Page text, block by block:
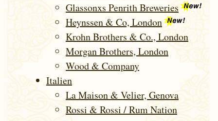
Glassonxs Penrith Breweries
Heynssen & Co, London
Krohn Brothers & Co., London
Morgan Brothers, London
Wood & Company
Italien
La Maison & Velier, Genova
Rossi & Rossi / Rum Nation